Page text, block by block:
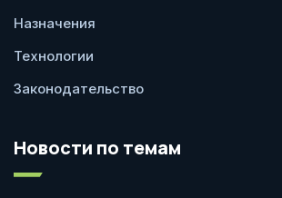
Назначения
Технологии
Законодательство
Новости по темам